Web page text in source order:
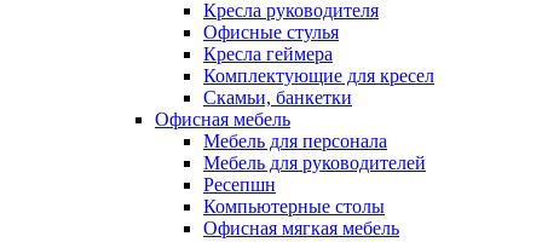
Кресла руководителя
Офисные стулья
Кресла геймера
Комплектующие для кресел
Скамьи, банкетки
Офисная мебель
Мебель для персонала
Мебель для руководителей
Ресепшн
Компьютерные столы
Офисная мягкая мебель